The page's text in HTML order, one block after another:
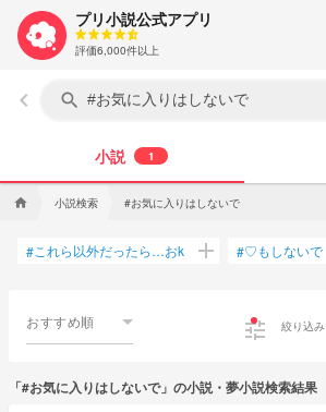
プリ小説公式アプリ
評価6,000件以上
keyboard_arrow_left search
小説 1
home 小説検索 #お気に入りはしないで
#これら以外だったら…おk add #♡もしないで
おすすめ順 tune 絞り込み
「#お気に入りはしないで」の小説・夢小説検索結果